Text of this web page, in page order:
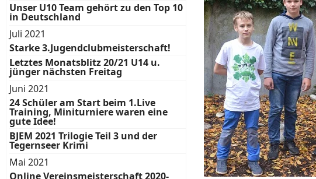
Unser U10 Team gehört zu den Top 10
in Deutschland
Juli 2021
Starke 3.Jugendclubmeisterschaft!
Letztes Monatsblitz 20/21 U14 u.
jünger nächsten Freitag
Juni 2021
24 Schüler am Start beim 1.Live
Training, Miniturniere waren eine
gute Idee!
BJEM 2021 Trilogie Teil 3 und der
Tegernseer Krimi
Mai 2021
Online Vereinsmeisterschaft 2020-